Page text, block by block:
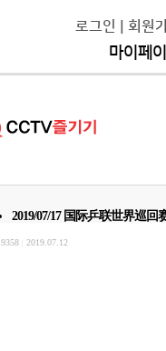
로그인 회원
마이페
2019/07/17 国际乒联世界巡
9358 2019.07.12